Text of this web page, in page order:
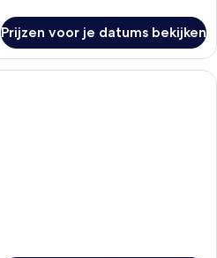
Prijzen voor je datums bekijken
Een moderne hotelkamer met een